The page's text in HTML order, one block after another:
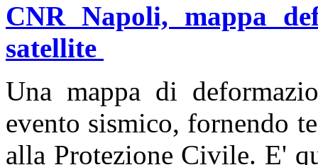
CNR Napoli, mappa
satellite
Una mappa di
evento sismico, fornendo
alla Protezione Civile. E'